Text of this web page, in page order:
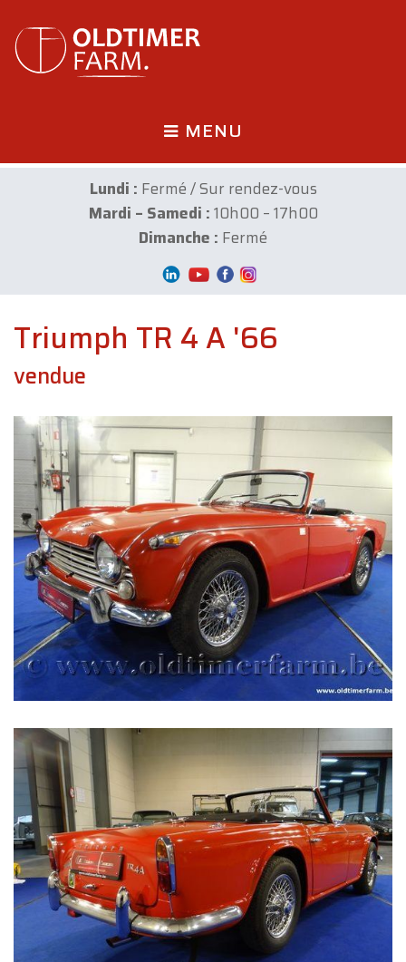
MENU
Lundi : Fermé / Sur rendez-vous
Mardi – Samedi :10h00 – 17h00
Dimanche : Fermé
Triumph TR 4 A '66
vendue